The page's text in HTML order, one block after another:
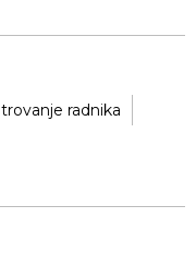
trovanje radnika